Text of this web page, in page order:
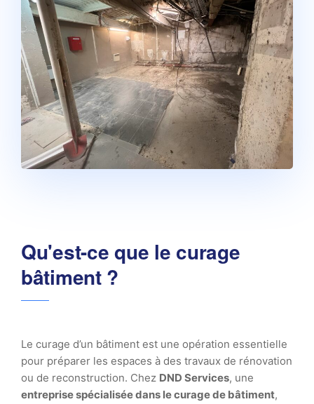
Qu'est-ce que le curage
bâtiment ?
Le curage d’un bâtiment est une opération essentielle
pour préparer les espaces à des travaux de rénovation
ou de reconstruction. Chez DND Services, une
entreprise spécialisée dans le curage de bâtiment,